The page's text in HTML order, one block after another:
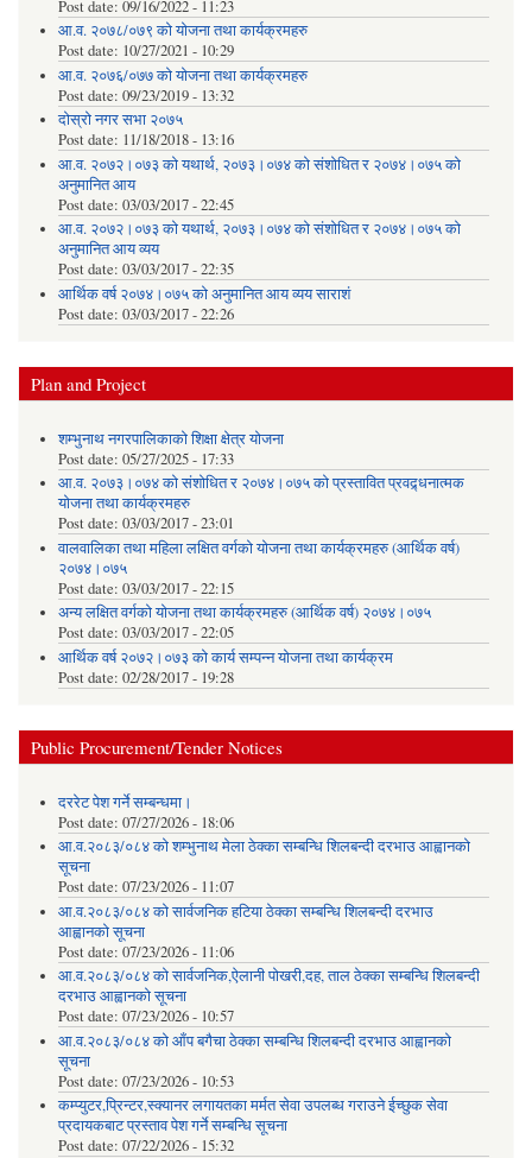
Post date: 09/16/2022 - 11:23
आ.व. २०७८/०७९ को योजना तथा कार्यक्रमहरु
Post date: 10/27/2021 - 10:29
आ.व. २०७६/०७७ को योजना तथा कार्यक्रमहरु
Post date: 09/23/2019 - 13:32
दोस्रो नगर सभा २०७५
Post date: 11/18/2018 - 13:16
आ.व. २०७२।०७३ को यथार्थ, २०७३।०७४ को संशोधित र २०७४।०७५ को
अनुमानित आय
Post date: 03/03/2017 - 22:45
आ.व. २०७२।०७३ को यथार्थ, २०७३।०७४ को संशोधित र २०७४।०७५ को
अनुमानित आय व्यय
Post date: 03/03/2017 - 22:35
आर्थिक वर्ष २०७४।०७५ को अनुमानित आय व्यय साराशं
Post date: 03/03/2017 - 22:26
Plan and Project
शम्भुनाथ नगरपालिकाको शिक्षा क्षेत्र योजना
Post date: 05/27/2025 - 17:33
आ.व. २०७३।०७४ को संशोधित र २०७४।०७५ को प्रस्तावित प्रवद्र्धनात्मक
योजना तथा कार्यक्रमहरु
Post date: 03/03/2017 - 23:01
वालवालिका तथा महिला लक्षित वर्गको योजना तथा कार्यक्रमहरु (आर्थिक वर्ष)
२०७४।०७५
Post date: 03/03/2017 - 22:15
अन्य लक्षित वर्गको योजना तथा कार्यक्रमहरु (आर्थिक वर्ष) २०७४।०७५
Post date: 03/03/2017 - 22:05
आर्थिक वर्ष २०७२।०७३ को कार्य सम्पन्न योजना तथा कार्यक्रम
Post date: 02/28/2017 - 19:28
Public Procurement/Tender Notices
दररेट पेश गर्ने सम्बन्धमा।
Post date: 07/27/2026 - 18:06
आ.व.२०८३/०८४ को शम्भुनाथ मेला ठेक्का सम्बन्धि शिलबन्दी दरभाउ आह्वानको
सूचना
Post date: 07/23/2026 - 11:07
आ.व.२०८३/०८४ को सार्वजनिक हटिया ठेक्का सम्बन्धि शिलबन्दी दरभाउ
आह्वानको सूचना
Post date: 07/23/2026 - 11:06
आ.व.२०८३/०८४ को सार्वजनिक,ऐलानी पोखरी,दह, ताल ठेक्का सम्बन्धि शिलबन्दी
दरभाउ आह्वानको सूचना
Post date: 07/23/2026 - 10:57
आ.व.२०८३/०८४ को आँप बगैचा ठेक्का सम्बन्धि शिलबन्दी दरभाउ आह्वानको
सूचना
Post date: 07/23/2026 - 10:53
कम्प्युटर,प्रिन्टर,स्क्यानर लगायतका मर्मत सेवा उपलब्ध गराउने ईच्छुक सेवा
प्रदायकबाट प्रस्ताव पेश गर्ने सम्बन्धि सूचना
Post date: 07/22/2026 - 15:32